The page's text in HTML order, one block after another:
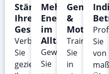
Stärkung
Ihrer
Gesundheit
Verbessern
Sie
gezielt
Mehr
Energie
im
Alltag
Gewinnen
Sie
&
Motivation
Trainieren
Sie
in
Sie
von